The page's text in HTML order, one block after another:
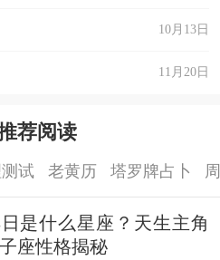
10月13日
11月20日
荐阅读
试 老黄历 塔罗牌占卜
是什么星座？天生主角
座性格揭秘